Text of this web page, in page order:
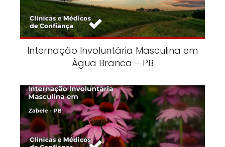
Internação Involuntária Masculina em
Água Branca – PB